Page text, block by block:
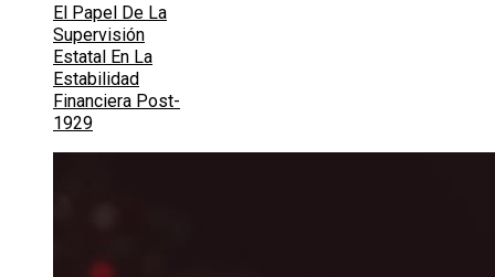
El Papel De La
Supervisión
Estatal En La
Estabilidad
Financiera Post-
1929